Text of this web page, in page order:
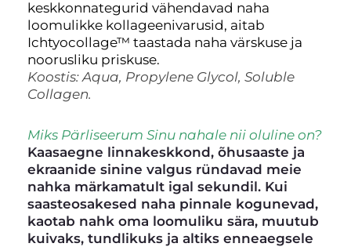
keskkonnategurid vähendavad naha
loomulikke kollageenivarusid, aitab
Ichtyocollage™ taastada naha värskuse ja
noorusliku priskuse.
Koostis: Aqua, Propylene Glycol, Soluble
Collagen.
Miks Pärliseerum Sinu nahale nii oluline on?
Kaasaegne linnakeskkond, õhusaaste ja
ekraanide sinine valgus ründavad meie
nahka märkamatult igal sekundil. Kui
saasteosakesed naha pinnale kogunevad,
kaotab nahk oma loomuliku sära, muutub
kuivaks, tundlikuks ja altiks enneaegsele